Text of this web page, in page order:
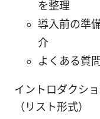
を整理
導入前の準
介
よくある質
イントロダクシ
（リスト形式）